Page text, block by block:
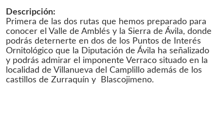
Descripción:
Primera de las dos rutas que hemos preparado para
conocer el Valle de Amblés y la Sierra de Ávila, donde
podrás deternerte en dos de los Puntos de Interés
Ornitológico que la Diputación de Ávila ha señalizado
y podrás admirar el imponente Verraco situado en la
localidad de Villanueva del Camplillo además de los
castillos de Zurraquín y Blascojimeno.